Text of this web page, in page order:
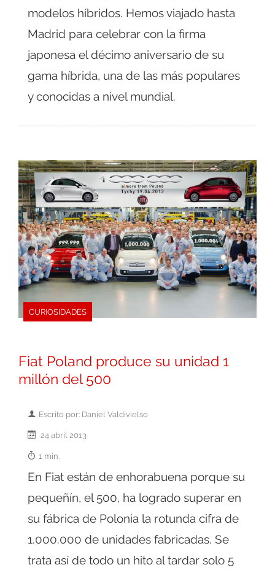
modelos híbridos. Hemos viajado hasta
Madrid para celebrar con la firma
japonesa el décimo aniversario de su
gama híbrida, una de las más populares
y conocidas a nivel mundial.
CURIOSIDADES
Fiat Poland produce su unidad 1
millón del 500
Escrito por: Daniel Valdivielso
24 abril 2013
1 min.
En Fiat están de enhorabuena porque su
pequeñín, el 500, ha logrado superar en
su fábrica de Polonia la rotunda cifra de
1.000.000 de unidades fabricadas. Se
trata así de todo un hito al tardar solo 5